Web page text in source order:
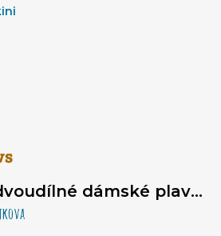
Zlaté dvoudílné dámské plavky brazilky - trojúhelníkové bikiny na zavazování, nařasené brazilky
produktu je 5 z 5 hvězdiček.